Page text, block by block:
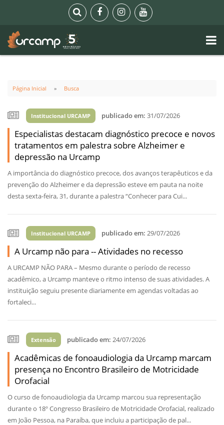
Página Inicial Busca
Institucional URCAMP publicado em: 31/07/2026
Especialistas destacam diagnóstico precoce e novos
tratamentos em palestra sobre Alzheimer e
depressão na Urcamp
A importância do diagnóstico precoce, dos avanços terapêuticos e da
prevenção do Alzheimer e da depressão esteve em pauta na noite
desta sexta-feira, 31, durante a palestra “Conhecer para Cui...
Institucional URCAMP publicado em: 29/07/2026
A Urcamp não para -- Atividades no recesso
A URCAMP NÃO PARA – Mesmo durante o período de recesso
acadêmico, a Urcamp manteve o ritmo intenso de suas atividades. A
instituição seguiu presente diariamente em agendas voltadas ao
fortaleci...
Extensão publicado em: 24/07/2026
Acadêmicas de fonoaudiologia da Urcamp marcam
presença no Encontro Brasileiro de Motricidade
Orofacial
O curso de fonoaudiologia da Urcamp marcou sua representação
durante o 18º Congresso Brasileiro de Motricidade Orofacial, realizado
em João Pessoa, na Paraíba, que incluiu a participação de pal...